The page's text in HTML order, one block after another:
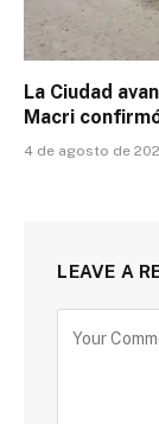
La Ciudad
Macri
4 de agosto de
LEAVE A